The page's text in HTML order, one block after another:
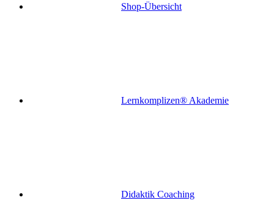
Shop-Übersicht
Lernkomplizen® Akademie
Didaktik Coaching